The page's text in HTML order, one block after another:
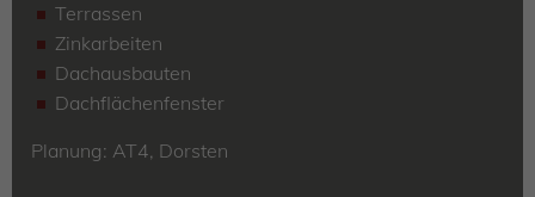
Terrassen
Zinkarbeiten
Dachausbauten
Dachflächenfenster
Planung: AT4, Dorsten